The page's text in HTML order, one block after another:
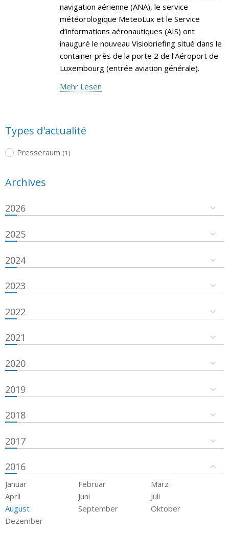
navigation aérienne (ANA), le service
météorologique MeteoLux et le Service
d’informations aéronautiques (AIS) ont
inauguré le nouveau Visiobriefing situé dans le
container près de la porte 2 de l’Aéroport de
Luxembourg (entrée aviation générale).
Mehr Lesen
Types d'actualité
Presseraum (1)
Archives
2026
2025
2024
2023
2022
2021
2020
2019
2018
2017
2016
Januar Februar
März
April
Juni
Juli
August
September
Oktober
Dezember